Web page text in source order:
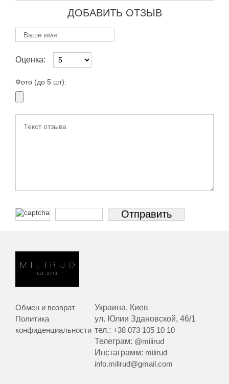
ДОБАВИТЬ ОТЗЫВ
Оценка:
Фото (до 5 шт):
Обмен и возврат
Политика
конфиденциальности
Украина, Киев
ул. Юлии Здановской, 46/1
тел.:+38 073 105 10 10
Телеграм: @milirud
Инстаграмм: milirud
info.milirud@gmail.com